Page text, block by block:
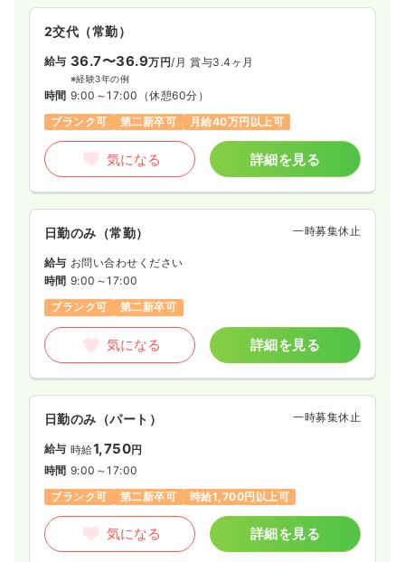
2交代（常勤）
給与 36.7〜36.9万円/月 賞与3.4ヶ月
※経験3年の例
時間 9:00～17:00 （休憩60分）
ブランク可
第二新卒可 月給40万円以上可
気になる 詳細を見る
日勤のみ（常勤） 一時募集休止
給与 お問い合わせください
時間 9:00～17:00
ブランク可
第二新卒可
気になる 詳細を見る
日勤のみ（パート） 一時募集休止
給与 時給1,750円
時間 9:00～17:00
ブランク可
第二新卒可 時給1,700円以上可
気になる 詳細を見る